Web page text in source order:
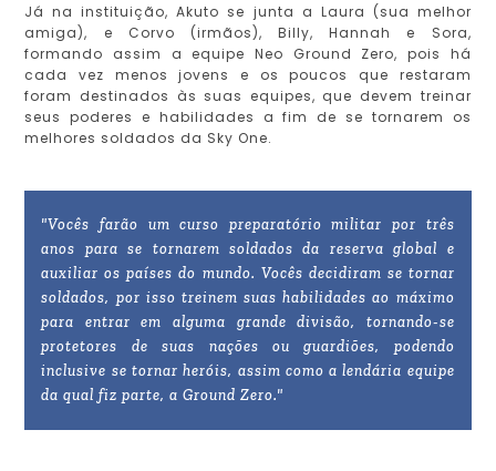
Já na instituição, Akuto se junta a Laura (sua melhor
amiga), e Corvo (irmãos), Billy, Hannah e Sora,
formando assim a equipe Neo Ground Zero, pois há
cada vez menos jovens e os poucos que restaram
foram destinados às suas equipes, que devem treinar
seus poderes e habilidades a fim de se tornarem os
melhores soldados da Sky One.
"Vocês farão um curso preparatório militar por três
anos para se tornarem soldados da reserva global e
auxiliar os países do mundo. Vocês decidiram se tornar
soldados, por isso treinem suas habilidades ao máximo
para entrar em alguma grande divisão, tornando-se
protetores de suas nações ou guardiões, podendo
inclusive se tornar heróis, assim como a lendária equipe
da qual fiz parte, a Ground Zero."